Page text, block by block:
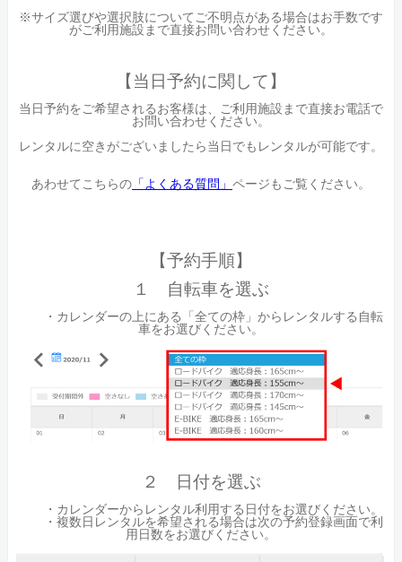
※サイズ選びや選択肢についてご不明点がある場合はお手数です
がご利用施設まで直接お問い合わせください。
【当日予約に関して】
当日予約をご希望されるお客様は、ご利用施設まで直接お電話で
お問い合わせください。
レンタルに空きがございましたら当日でもレンタルが可能です。
あわせてこちらの 「よくある質問」 ページもご覧ください。
【予約手順】
１ 自転車を選ぶ
・カレンダーの上にある「全ての枠」からレンタルする自転
車をお選びください。
２ 日付を選ぶ
・カレンダーからレンタル利用する日付をお選びください。
・複数日レンタルを希望される場合は次の予約登録画面で利
用日数をお選びください。